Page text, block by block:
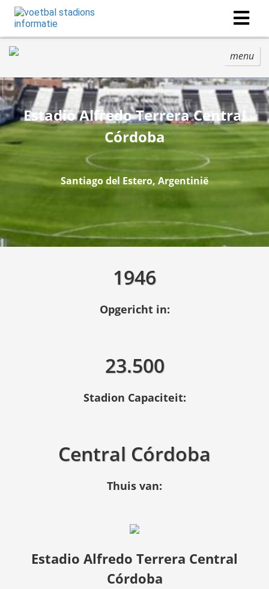
menu
Estadio Alfredo Terrera Central
Córdoba
Santiago del Estero, Argentinië
1946
Opgericht in:
23.500
Stadion Capaciteit:
Central Córdoba
Thuis van:
Estadio Alfredo Terrera Central
Córdoba